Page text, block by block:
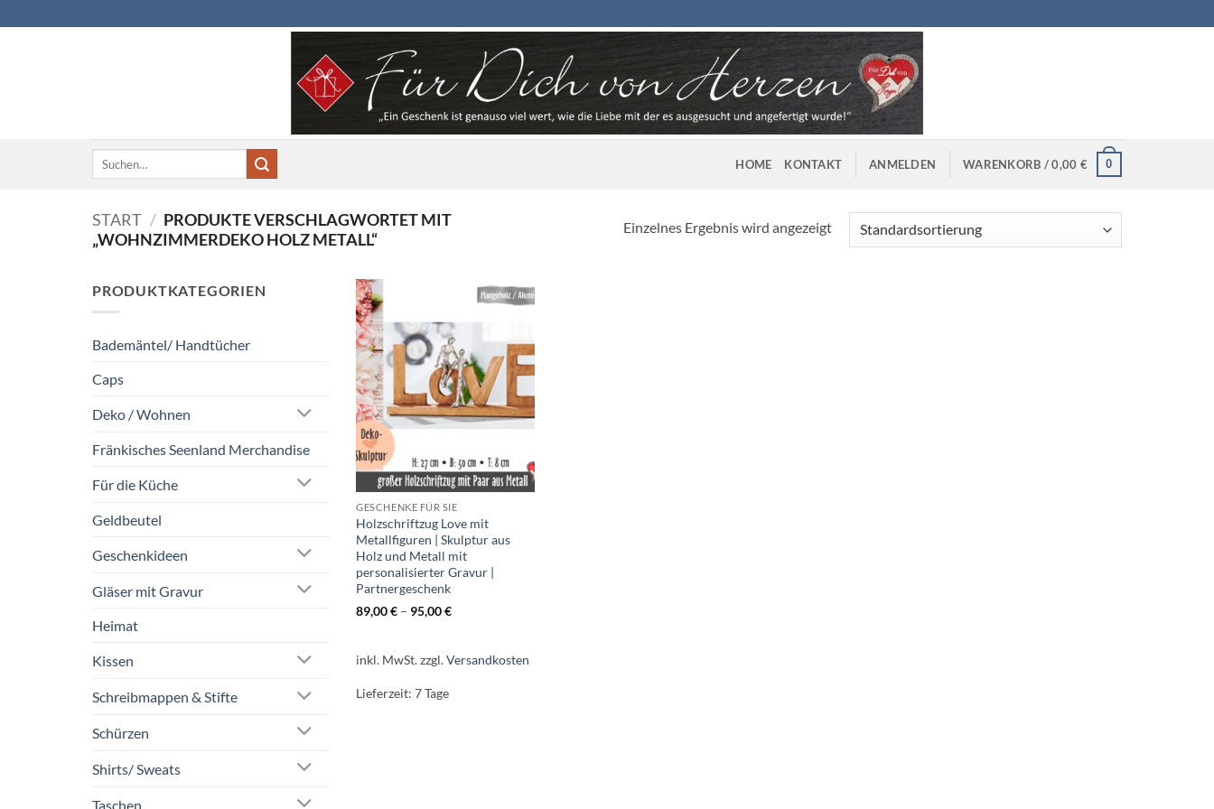
Inhalt
Suchen
HOME KONTAKT ANMELDEN WARENKORB /0,00 € 0
START / PRODUKTE VERSCHLAGWORTET MIT
„WOHNZIMMERDEKO HOLZ METALL“
Einzelnes Ergebnis wird angezeigt
PRODUKTKATEGORIEN
Bademäntel/ Handtücher
Caps
Deko / Wohnen
Fränkisches Seenland Merchandise
Für die Küche
Geldbeutel
Geschenkideen
Gläser mit Gravur
Heimat
Kissen
Schreibmappen & Stifte
Schürzen
Shirts/ Sweats
Taschen
GESCHENKE FÜR SIE
Holzschriftzug Love mit
Metallfiguren | Skulptur aus
Holz und Metall mit
personalisierter Gravur |
Partnergeschenk
89,00€ – 95,00€
inkl. MwSt.zzgl.Versandkosten
Lieferzeit:7 Tage